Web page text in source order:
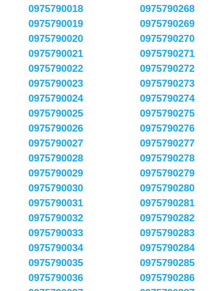
0975790018
0975790019
0975790020
0975790021
0975790022
0975790023
0975790024
0975790025
0975790026
0975790027
0975790028
0975790029
0975790030
0975790031
0975790032
0975790033
0975790034
0975790035
0975790036
0975790268
0975790269
0975790270
0975790271
0975790272
0975790273
0975790274
0975790275
0975790276
0975790277
0975790278
0975790279
0975790280
0975790281
0975790282
0975790283
0975790284
0975790285
0975790286